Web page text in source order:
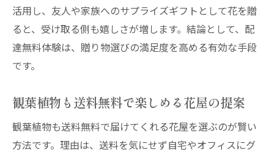
活用し、友人や家族へのサプライズギフトとして花を贈
ると、受け取る側も嬉しさが増します。結論として、配
達無料体験は、贈り物選びの満足度を高める有効な手段
です。
観葉植物も送料無料で楽しめる花屋の提案
観葉植物も送料無料で届けてくれる花屋を選ぶのが賢い
方法です。理由は、送料を気にせず自宅やオフィスにグ